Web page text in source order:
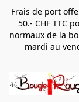
Frais de port
50.- CHF TTC
normaux de la
mardi au